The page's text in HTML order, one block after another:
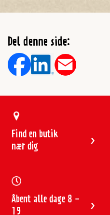
Del denne side:
Find en butik
nær dig
Åbent alle dage 8 -
19